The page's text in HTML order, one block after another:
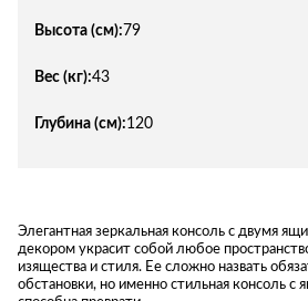
Высота (см): 79
Вес (кг):43
Глубина (см):120
Элегантная зеркальная консоль с двумя
декором украсит собой любое
изящества и стиля. Ее сложно назвать
обстановки, но именно стильная консоль с